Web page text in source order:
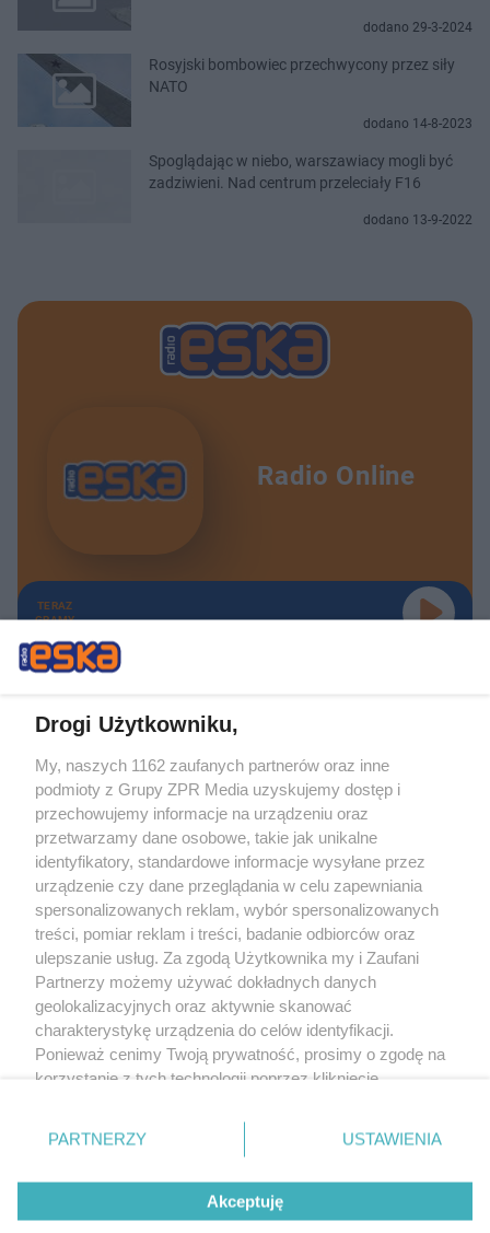
dodano 29-3-2024
Rosyjski bombowiec przechwycony przez siły
NATO
dodano 14-8-2023
Spoglądając w niebo, warszawiacy mogli być
zadziwieni. Nad centrum przeleciały F16
dodano 13-9-2022
Radio Online
TERAZ
GRAMY
Żaden utwór zamieszczony w serwisie nie może być powielany i
rozpowszechniany lub dalej rozpowszechniany w jakikolwiek sposób (w
tym także elektroniczny lub mechaniczny) na jakimkolwiek polu
eksploatacji w jakiejkolwiek formie, włącznie z umieszczaniem w Internecie
bez pisemnej zgody właściciela praw. Jakiekolwiek użycie lub
wykorzystanie utworów w całości lub w części z naruszeniem prawa, tzn.
bez właściwej zgody, jest zabronione pod groźbą kary i może być ścigane
prawnie.
O nas
Drogi Użytkowniku,
My, naszych 1162 zaufanych partnerów oraz inne
podmioty z Grupy ZPR Media uzyskujemy dostęp i
przechowujemy informacje na urządzeniu oraz
przetwarzamy dane osobowe, takie jak unikalne
identyfikatory, standardowe informacje wysyłane przez
urządzenie czy dane przeglądania w celu zapewniania
spersonalizowanych reklam, wybór spersonalizowanych
treści, pomiar reklam i treści, badanie odbiorców oraz
ulepszanie usług. Za zgodą Użytkownika my i Zaufani
Partnerzy możemy używać dokładnych danych
geolokalizacyjnych oraz aktywnie skanować
charakterystykę urządzenia do celów identyfikacji.
Ponieważ cenimy Twoją prywatność, prosimy o zgodę na
korzystanie z tych technologii poprzez kliknięcie
zmienić/wycofać klikając przycisk ustawień prywatności
znajdujący się w lewym dolnym rogu strony
rodzaje przetwarzania danych nie wymagają zgody
użytkownika, ale masz prawo sprzeciwić się takiemu
przetwarzaniu. Preferencje będą miały zastosowanie tylko
PARTNERZY USTAWIENIA
Akceptuję